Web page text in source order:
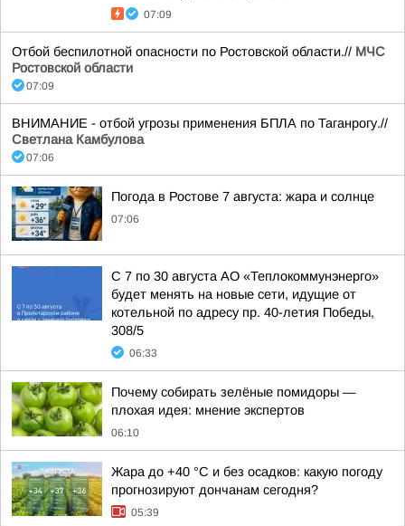
07:09
Отбой беспилотной опасности по Ростовской области.// МЧС
Ростовской области
07:09
ВНИМАНИЕ - отбой угрозы применения БПЛА по Таганрогу.//
Светлана Камбулова
07:06
Погода в Ростове 7 августа: жара и солнце
07:06
С 7 по 30 августа АО «Теплокоммунэнерго»
будет менять на новые сети, идущие от
котельной по адресу пр. 40-летия Победы,
308/5
06:33
Почему собирать зелёные помидоры —
плохая идея: мнение экспертов
06:10
Жара до +40 °С и без осадков: какую погоду
прогнозируют дончанам сегодня?
05:39